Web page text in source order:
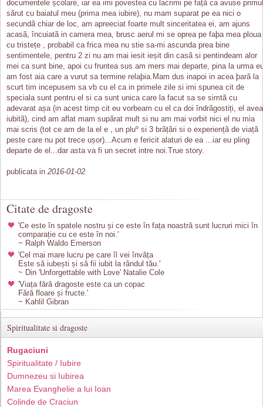
documentele școlare, iar ea imi povestea cu lacrimi pe fațã ca avuse primul
sãrut cu baiatul meu (prima mea iubire), nu mam suparat pe ea nici o
secundã chiar de loc, am apreeciat foarte mult sinceritatea ei, am ajuns
acasã, încuiatã in camera mea, brusc aerul mi se oprea pe faþa mea ploua
cu tristețe , probabil ca frica mea nu stie sa-mi ascunda prea bine
sentimentele, pentru 2 zi nu am mai iesit ieșit din casã si pentindeam alor
mei ca sunt bine, apoi cu fruntea sus am mers mai departe, pina la urma
am fost aia care a vurut sa termine relaþia.Mam dus inapoi in acea þarã la
scurt tim incepusem sa vb cu el ca in primele zile si imi spunea cit de
speciala sunt pentru el si ca sunt unica care la facut sa se simtã cu
adevarat așa (in acest timp cit eu vorbeam cu el ca doi îndrãgostiți, el avea
iubitã), cind am aflat mam supãrat mult si nu am mai vorbit nici el nu mia
mai scris (tot ce am de la el e , un pluº si 3 brãțãri si o experiențã de viațã
peste care nu pot trece ușor)...Acum e fericit alaturi de ea ...iar eu pling
departe de el...dar asta va fi un secret intre noi.True story.
publicata in 2016-01-02
Citate de dragoste
'Ce este în spatele nostru și ce este în fața noastră sunt lucruri mici în
comparație cu ce este în noi.'
~ Ralph Waldo Emerson
'Cel mai mare lucru pe care îl vei învăța
Este să iubești și să fii iubit la rândul tău.'
~ Din 'Unforgettable with Love' Natalie Cole
'Viața fără dragoste este ca un copac
Fără floare și fructe.'
~ Kahlil Gibran
Spiritualitate si dragoste
Rugaciuni
Spiritualitate / Iubire
Dumnezeu si Iubirea
Marea Evanghelie a lui Ioan
Colinde de Craciun